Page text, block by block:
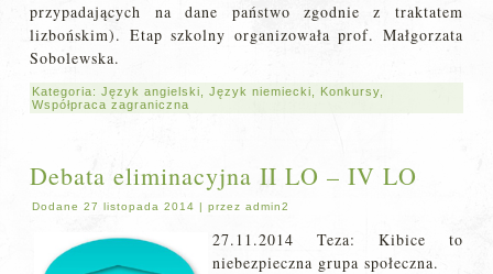
przypadających na dane państwo zgodnie z traktatem
lizbońskim). Etap szkolny organizowała prof. Małgorzata
Sobolewska.
Kategoria:Język angielski ,Język niemiecki Konkursy
Współpraca zagraniczna
Debata eliminacyjna II LO – IV LO
Dodane 27 listopada 2014 |przez admin2
27.11.2014 Teza: Kibice to
niebezpieczna grupa społeczna.